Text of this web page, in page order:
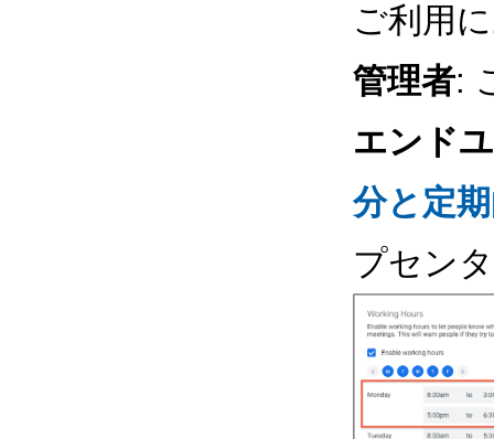
ご利用
管理者:
エンド
分と定
プセン